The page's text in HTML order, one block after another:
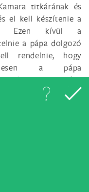
titkárának és
el kell készítenie a
Ezen kívül a
a pápa dolgozó
rendelnie, hogy
a pápa
a pápa
de akkor az egész
közölnie kell a
aki külön
és a Vatikáni
kell vennie a
– személyesen
és a Castel
kell azok